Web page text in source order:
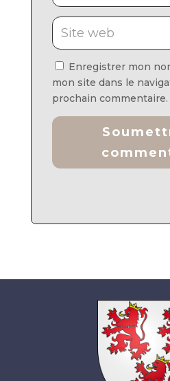
Enregistrer mon
mon site dans le
prochain commentaire.